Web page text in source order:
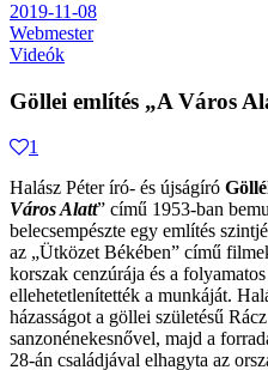
2019-11-08
Webmester
Videók
Göllei említés „A Város
1
Halász Péter író- és újságíró
Város Alatt” című 1953-ban
belecsempészte egy említés
az „Ütközet Békében” című
korszak cenzúrája és a
ellehetetlenítették a munkáját.
házasságot a göllei születésű
sanzonénekesnővel, majd a
28-án családjával elhagyta az